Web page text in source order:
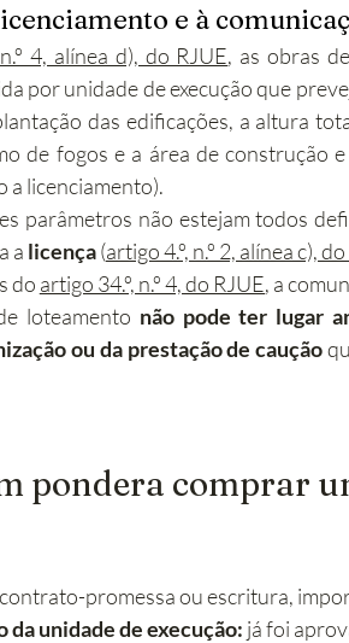
e à
4, alínea d), do RJUE, as obras
por unidade de execução que
das edificações, a altura
a licenciamento).
parâmetros não estejam todos
a licença (artigo 4.º, n.º 2, alínea c),
do artigo 34.º, n.º 4, do RJUE, a
loteamento não pode ter lugar
ou da prestação de caução
pondera comprar
promessa ou escritura,
da unidade de execução: já foi